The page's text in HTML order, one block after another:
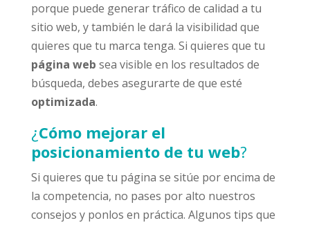
porque puede generar tráfico de calidad a tu
sitio web, y también le dará la visibilidad que
quieres que tu marca tenga. Si quieres que tu
página web sea visible en los resultados de
búsqueda, debes asegurarte de que esté
optimizada.
¿Cómo mejorar el
posicionamiento de tu web?
Si quieres que tu página se sitúe por encima de
la competencia, no pases por alto nuestros
consejos y ponlos en práctica. Algunos tips que